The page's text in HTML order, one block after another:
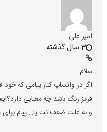
امیر علی
3 سال گذشته
سلام
اگر در واتساپ کنار پیامی که
قرمز رنگ باشد چه معنایی
و به علت ضعف نت یا… پیام